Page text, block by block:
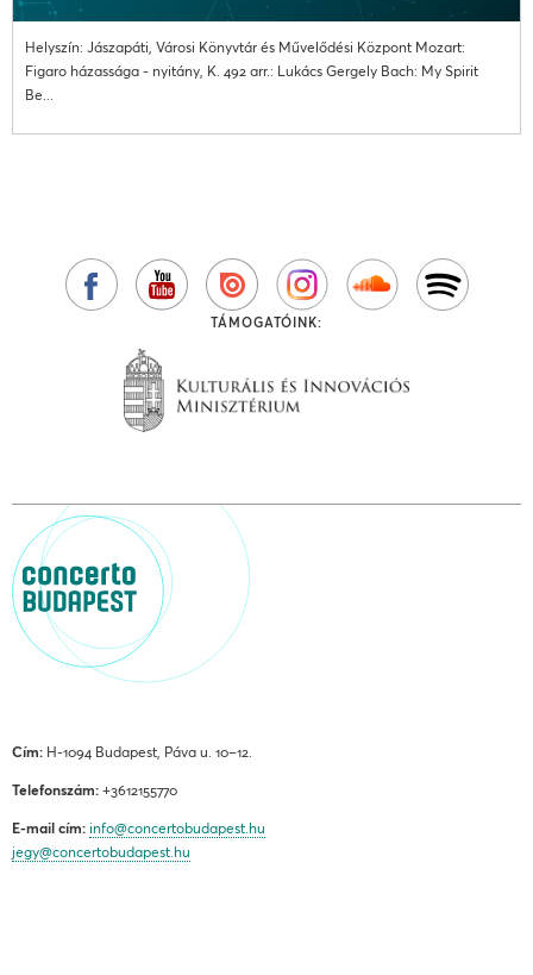
Helyszín: Jászapáti, Városi Könyvtár és Művelődési Központ Mozart:
Figaro házassága - nyitány, K. 492 arr.: Lukács Gergely Bach: My Spirit
Be...
TÁMOGATÓINK:
Cím: H-1094 Budapest, Páva u. 10–12.
Telefonszám: +3612155770
E-mail cím: info@concertobudapest.hu
jegy@concertobudapest.hu